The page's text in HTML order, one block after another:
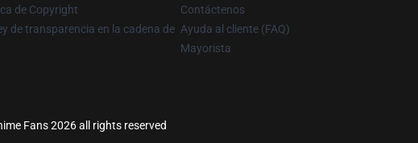
de Copyright
de transparencia en la cadena de
Contáctenos
Ayuda al cliente (FAQ)
Mayorista
Fans 2026 all rights reserved